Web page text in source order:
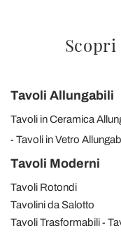
Tavoli Allungabili
Tavoli in Ceramica
Tavoli in Vetro
Tavoli Moderni
Tavoli Rotondi
Tavolini da Salotto
Tavoli Trasformabili